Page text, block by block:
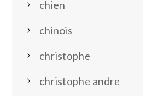
chien
chinois
christophe
christophe andre